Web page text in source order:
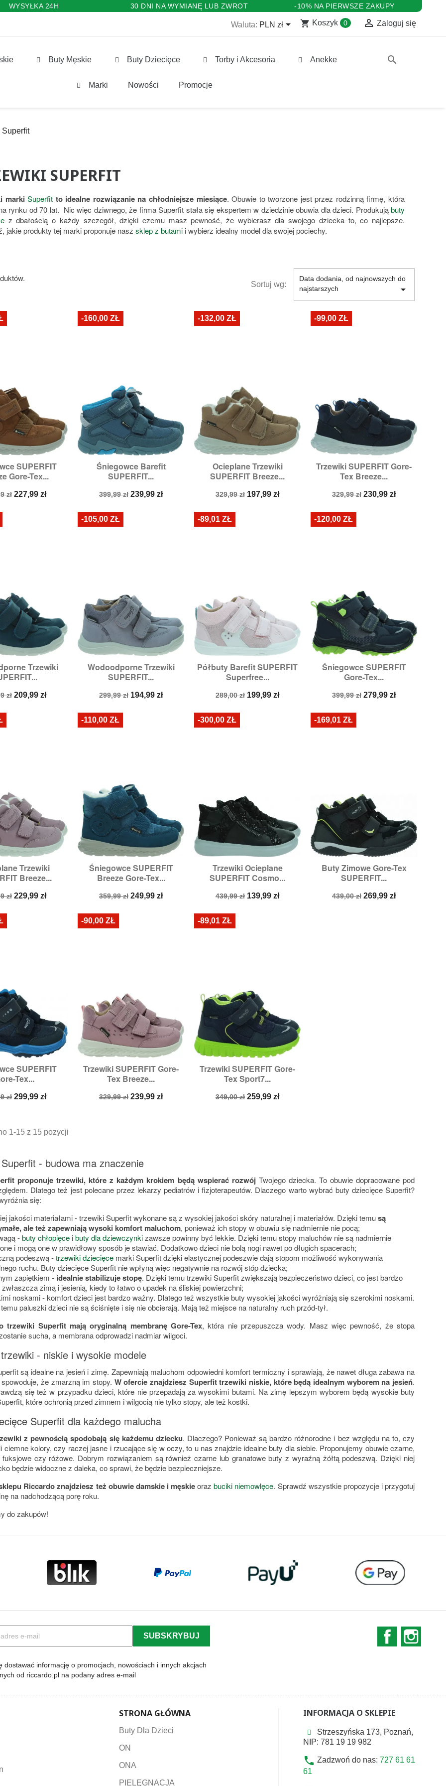
WYSYŁKA 24H 30 DNI NA WYMIANĘ LUB ZWROT -10% NA PIERWSZE ZAKUPY
Waluta: PLN zł shopping_cart Koszyk 0  Zaloguj się
Buty Męskie Buty Dziecięce Torby i Akcesoria Anekke
Marki Nowości Promocje
search
Superfit
SUPERFIT
markiSuperfit to idealne rozwiązanie na chłodniejsze miesiące. Obuwie to tworzone jest przez rodzinną firmę, która
rynku od 70 lat. Nic więc dziwnego, że firma Superfit stała się ekspertem w dziedzinie obuwia dla dzieci. Produkująbuty
z dbałością o każdy szczegół, dzięki czemu masz pewność, że wybierasz dla swojego dziecka to, co najlepsze.
jakie produkty tej marki proponuje nasz sklep z butami i wybierz idealny model dla swojej pociechy.
Sortuj wg:
Data dodania, od najnowszych do
najstarszych

SUPERFIT
Gore-Tex...
zł Cena
227,99 zł
podgląd
24,28,29,30
Śniegowce Barefit
SUPERFIT...
Cena
399,99 zł Cena
239,99 zł
Szybki podgląd
Rozmiary:26,28,
-160,00 ZŁ
Ocieplane Trzewiki
SUPERFIT Breeze...
Cena
329,99 zł Cena
197,99 zł
Szybki podgląd
Rozmiary:24,25,26,27
-132,00 ZŁ
Trzewiki SUPERFIT Gore-
Tex Breeze...
Cena
329,99 zł Cena
230,99 zł
Szybki podgląd
Rozmiary:25,26,
-99,00 ZŁ
Trzewiki
zł Cena
209,99 zł
podgląd
23,26
Wodoodporne Trzewiki
SUPERFIT...
Cena
299,99 zł Cena
194,99 zł
Szybki podgląd
Rozmiary:23, 24,25,
-105,00 ZŁ
Półbuty Barefit SUPERFIT
Superfree...
Cena
289,00 zł Cena
199,99 zł
Szybki podgląd
Rozmiary:26
-89,01 ZŁ
Śniegowce SUPERFIT
Gore-Tex...
Cena
399,99 zł Cena
279,99 zł
Szybki podgląd
Rozmiary:27
-120,00 ZŁ
Trzewiki
Breeze...
zł Cena
229,99 zł
podgląd
25,26
Śniegowce SUPERFIT
Breeze Gore-Tex...
Cena
359,99 zł Cena
249,99 zł
Szybki podgląd
Rozmiary:28
-110,00 ZŁ
Trzewiki Ocieplane
SUPERFIT Cosmo...
Cena
439,99 zł Cena
139,99 zł
Szybki podgląd
Rozmiary:27
-300,00 ZŁ
Buty Zimowe Gore-Tex
SUPERFIT...
Cena
439,00 zł Cena
269,99 zł
 Szybki podgląd
Rozmiary:26
-169,01 ZŁ
SUPERFIT
Tex...
zł Cena
299,99 zł
podgląd
28
Trzewiki SUPERFIT Gore-
Tex Breeze...
Cena
329,99 zł Cena
239,99 zł
Szybki podgląd
Rozmiary:28,29
-90,00 ZŁ
Trzewiki SUPERFIT Gore-
Tex Sport7...
Cena
349,00 zł Cena
259,99 zł
Szybki podgląd
Rozmiary:25,32
-89,01 ZŁ
1-15 z 15 pozycji
- budowa ma znaczenie
proponuje trzewiki, które z każdym krokiem będą wspierać rozwójTwojego dziecka. To obuwie dopracowane pod
Dlatego też jest polecane przez lekarzy pediatrów i fizjoterapeutów. Dlaczego warto wybrać buty dziecięce Superfit?
się:
jakości materiałami - trzewiki Superfit wykonane są z wysokiej jakości skóry naturalnej i materiałów. Dzięki temusą
ale też zapewniają wysoki komfort maluchom, ponieważ ich stopy w obuwiu się nadmiernie nie pocą;
-buty chłopięce ibuty dla dziewczynkizawsze powinny być lekkie. Dzięki temu stopy maluchów nie są nadmiernie
i mogą one w prawidłowy sposób je stawiać. Dodatkowo dzieci nie bolą nogi nawet po długich spacerach;
podeszwą -trzewiki dziecięce marki Superfit dzięki elastycznej podeszwie dają stopom możliwość wykonywania
ruchu. Buty dziecięce Superfit nie wpłyną więc negatywnie na rozwój stóp dziecka;
zapiętkiem - idealnie stabilizuje stopę. Dzięki temu trzewiki Superfit zwiększają bezpieczeństwo dzieci, co jest bardzo
zimą i jesienią, kiedy to łatwo o upadek na śliskiej powierzchni;
noskami - komfort dzieci jest bardzo ważny. Dlatego też wszystkie buty wysokiej jakości wyróżniają się szerokimi noskami.
paluszki dzieci nie są ściśnięte i się nie obcierają. Mają też miejsce na naturalny ruch przód-tył.
trzewiki Superfit mają oryginalną membranę Gore-Tex, która nie przepuszcza wody. Masz więc pewność, że stopa
sucha, a membrana odprowadzi nadmiar wilgoci.
- niskie i wysokie modele
są idealne na jesień i zimę. Zapewniają maluchom odpowiedni komfort termiczny i sprawiają, że nawet długa zabawa na
że zmarzną im stopy. W ofercie znajdziesz Superfit trzewiki niskie, które będą idealnym wyborem na jesień.
się też w przypadku dzieci, które nie przepadają za wysokimi butami. Na zimę lepszym wyborem będą wysokie buty
które ochronią przed zimnem i wilgocią nie tylko stopy, ale też kostki.
Superfit dla każdego malucha
z pewnością spodobają się każdemu dziecku. Dlaczego? Ponieważ są bardzo różnorodne i bez względu na to, czy
ciemne kolory, czy raczej jasne i rzucające się w oczy, to u nas znajdzie idealne buty dla siebie. Proponujemy obuwie czarne,
fuksjowe czy różowe. Dobrym rozwiązaniem są również czarne lub granatowe buty z wyraźną żółtą podeszwą. Dzięki niej
będzie widoczne z daleka, co sprawi, że będzie bezpieczniejsze.
Riccardo znajdziesz też obuwie damskie i męskieorazbuciki niemowlęce. Sprawdź wszystkie propozycje i przygotuj
na nadchodzącą porę roku.
do zakupów!
dostawać informację o promocjach, nowościach i innych akcjach
od riccardo.pl na podany adres e-mail
Facebook
STRONA GŁÓWNA
Buty Dla Dzieci
ON
ONA
PIELĘGNACJA
INFORMACJA O SKLEPIE
Strzeszyńska 173, Poznań,
NIP: 781 19 19 982
phone Zadzwoń do nas: 727 61 61
61